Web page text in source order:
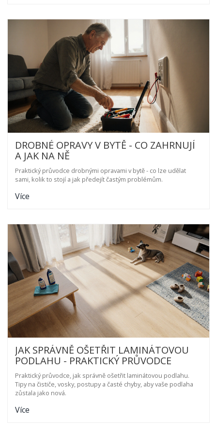
DROBNÉ OPRAVY V BYTĚ - CO ZAHRNUJÍ
A JAK NA NĚ
Praktický průvodce drobnými opravami v bytě - co lze udělat
sami, kolik to stojí a jak předejít častým problémům.
Více
JAK SPRÁVNĚ OŠETŘIT LAMINÁTOVOU
PODLAHU - PRAKTICKÝ PRŮVODCE
Praktický průvodce, jak správně ošetřit laminátovou podlahu.
Tipy na čističe, vosky, postupy a časté chyby, aby vaše podlaha
zůstala jako nová.
Více